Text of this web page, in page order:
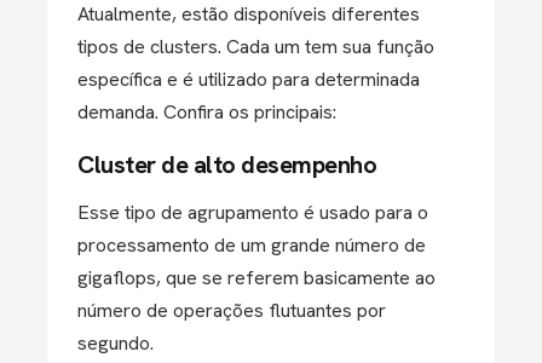
Atualmente, estão disponíveis diferentes
tipos de clusters. Cada um tem sua função
específica e é utilizado para determinada
demanda. Confira os principais:
Cluster de alto desempenho
Esse tipo de agrupamento é usado para o
processamento de um grande número de
gigaflops, que se referem basicamente ao
número de operações flutuantes por
segundo.